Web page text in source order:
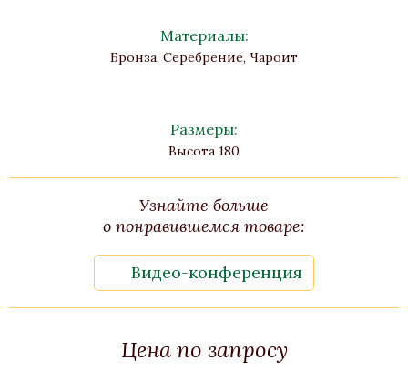
Материалы:
Бронза, Серебрение, Чароит
Размеры:
Высота 180
Узнайте больше
о понравившемся товаре:
Видео-конференция
Цена по запросу